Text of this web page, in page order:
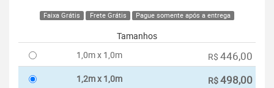
Faixa Grátis Frete Grátis Pague somente após a entrega
Tamanhos
1,0m x 1,0m
R$ 446,00
1,2m x 1,0m R$498,00